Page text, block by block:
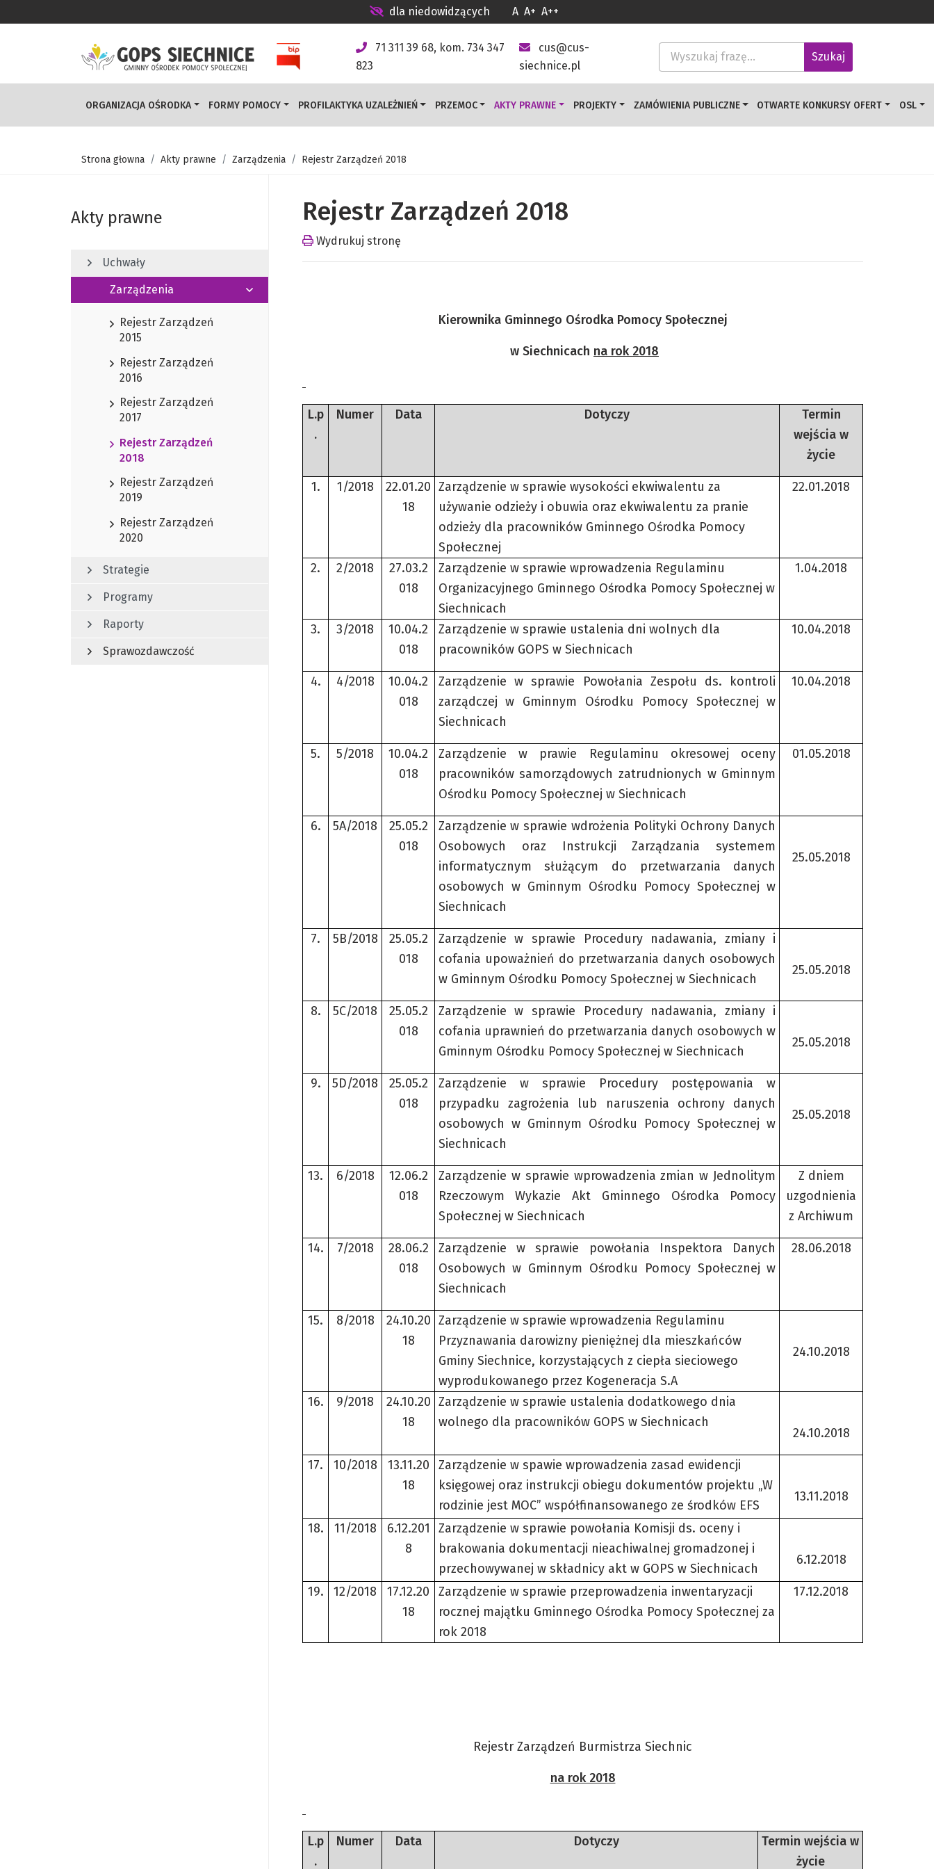
dla niedowidzących A A+ A++
71 311 39 68, kom. 734 347
823
cus@cus-
siechnice.pl
Wyszukaj frazę Szukaj
ORGANIZACJA OŚRODKA FORMY POMOCY PROFILAKTYKA UZALEŻNIEŃ PRZEMOC AKTY PRAWNE PROJEKTY ZAMÓWIENIA PUBLICZNE OTWARTE KONKURSY OFERT OSL
Strona głowna Akty prawne Zarządzenia Rejestr Zarządzeń 2018
Akty prawne
Uchwały
Zarządzenia
Rejestr Zarządzeń
2015
Rejestr Zarządzeń
2016
Rejestr Zarządzeń
2017
Rejestr Zarządzeń
2018
Rejestr Zarządzeń
2019
Rejestr Zarządzeń
2020
Strategie
Programy
Raporty
Sprawozdawczość
Rejestr Zarządzeń 2018
Wydrukuj stronę
Kierownika Gminnego Ośrodka Pomocy Społecznej
w Siechnicach na rok 2018
L.p
.
Numer Data Dotyczy
Termin
wejścia w
życie
1. 1/2018
22.01.20
18
Zarządzenie w sprawie wysokości ekwiwalentu za
używanie odzieży i obuwia oraz ekwiwalentu za pranie
odzieży dla pracowników Gminnego Ośrodka Pomocy
Społecznej
22.01.2018
2. 2/2018
27.03.2
018
Zarządzenie w sprawie wprowadzenia Regulaminu
Organizacyjnego Gminnego Ośrodka Pomocy Społecznej w
Siechnicach
1.04.2018
3. 3/2018
10.04.2
018
Zarządzenie w sprawie ustalenia dni wolnych dla
pracowników GOPS w Siechnicach
10.04.2018
4. 4/2018
10.04.2
018
Zarządzenie w sprawie Powołania Zespołu ds. kontroli
zarządczej w Gminnym Ośrodku Pomocy Społecznej w
Siechnicach
10.04.2018
5. 5/2018
10.04.2
018
Zarządzenie w prawie Regulaminu okresowej oceny
pracowników samorządowych zatrudnionych w Gminnym
Ośrodku Pomocy Społecznej w Siechnicach
01.05.2018
6. 5A/2018
25.05.2
018
Zarządzenie w sprawie wdrożenia Polityki Ochrony Danych
Osobowych oraz Instrukcji Zarządzania systemem
informatycznym służącym do przetwarzania danych
osobowych w Gminnym Ośrodku Pomocy Społecznej w
Siechnicach
25.05.2018
7. 5B/2018
25.05.2
018
Zarządzenie w sprawie Procedury nadawania, zmiany i
cofania upoważnień do przetwarzania danych osobowych
w Gminnym Ośrodku Pomocy Społecznej w Siechnicach
25.05.2018
8. 5C/2018
25.05.2
018
Zarządzenie w sprawie Procedury nadawania, zmiany i
cofania uprawnień do przetwarzania danych osobowych w
Gminnym Ośrodku Pomocy Społecznej w Siechnicach
25.05.2018
9. 5D/2018
25.05.2
018
Zarządzenie w sprawie Procedury postępowania w
przypadku zagrożenia lub naruszenia ochrony danych
osobowych w Gminnym Ośrodku Pomocy Społecznej w
Siechnicach
25.05.2018
13. 6/2018
12.06.2
018
Zarządzenie w sprawie wprowadzenia zmian w Jednolitym
Rzeczowym Wykazie Akt Gminnego Ośrodka Pomocy
Społecznej w Siechnicach
Z dniem
uzgodnienia
z Archiwum
14. 7/2018
28.06.2
018
Zarządzenie w sprawie powołania Inspektora Danych
Osobowych w Gminnym Ośrodku Pomocy Społecznej w
Siechnicach
28.06.2018
15. 8/2018
24.10.20
18
Zarządzenie w sprawie wprowadzenia Regulaminu
Przyznawania darowizny pieniężnej dla mieszkańców
Gminy Siechnice, korzystających z ciepła sieciowego
wyprodukowanego przez Kogeneracja S.A
24.10.2018
16. 9/2018
24.10.20
18
Zarządzenie w sprawie ustalenia dodatkowego dnia
wolnego dla pracowników GOPS w Siechnicach
24.10.2018
17. 10/2018
13.11.20
18
Zarządzenie w spawie wprowadzenia zasad ewidencji
księgowej oraz instrukcji obiegu dokumentów projektu „W
rodzinie jest MOC” współfinansowanego ze środków EFS
13.11.2018
18. 11/2018
6.12.201
8
Zarządzenie w sprawie powołania Komisji ds. oceny i
brakowania dokumentacji nieachiwalnej gromadzonej i
przechowywanej w składnicy akt w GOPS w Siechnicach
6.12.2018
19. 12/2018
17.12.20
18
Zarządzenie w sprawie przeprowadzenia inwentaryzacji
rocznej majątku Gminnego Ośrodka Pomocy Społecznej za
rok 2018
17.12.2018
Rejestr Zarządzeń Burmistrza Siechnic
na rok 2018
L.p
.
Numer Data Dotyczy
Termin wejścia w
życie